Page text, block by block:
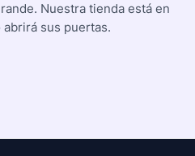
Nuestra tienda está en
sus puertas.